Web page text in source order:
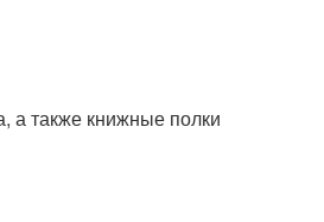
а также книжные полки